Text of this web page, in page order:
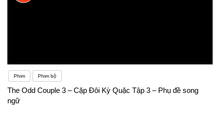
Phim Phim bộ
The Odd Couple 3 – Cặp Đôi Kỳ Quặc Tập 3 – Phụ đề song
ngữ